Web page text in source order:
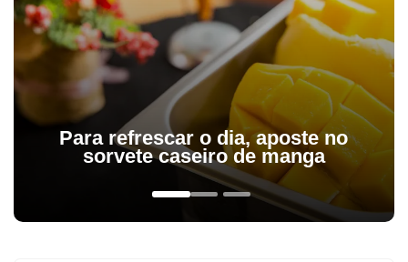
Para refrescar o dia, aposte no
sorvete caseiro de manga